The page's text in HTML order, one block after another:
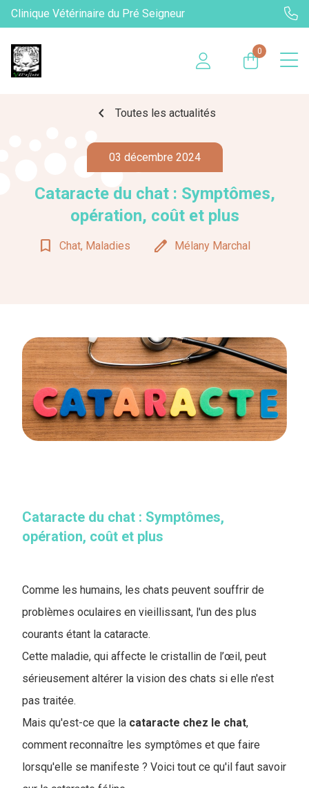
Clinique Vétérinaire du Pré Seigneur
0
chevron_left Toutes les actualités
03 décembre 2024
Cataracte du chat : Symptômes,
opération, coût et plus
bookmark_border
Chat, Maladies edit Mélany Marchal
Cataracte du chat : Symptômes,
opération, coût et plus
Comme les humains, les chats peuvent souffrir de
problèmes oculaires en vieillissant, l'un des plus
courants étant la cataracte.
Cette maladie, qui affecte le cristallin de l’œil, peut
sérieusement altérer la vision des chats si elle n'est
pas traitée.
Mais qu'est-ce que la cataracte chez le chat,
comment reconnaître les symptômes et que faire
lorsqu'elle se manifeste ? Voici tout ce qu'il faut savoir